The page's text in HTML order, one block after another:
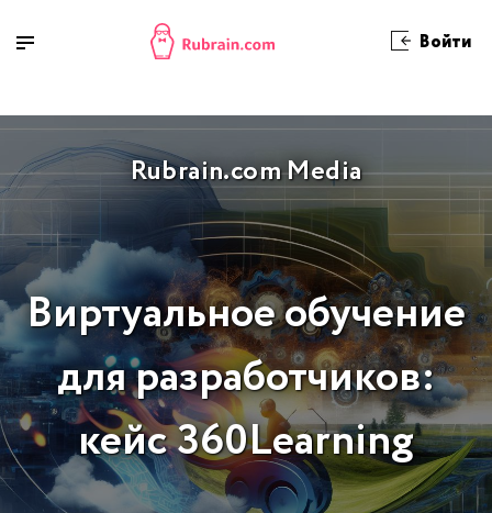
Войти
Rubrain.com Media
Виртуальное обучение
для разработчиков:
кейс 360Learning